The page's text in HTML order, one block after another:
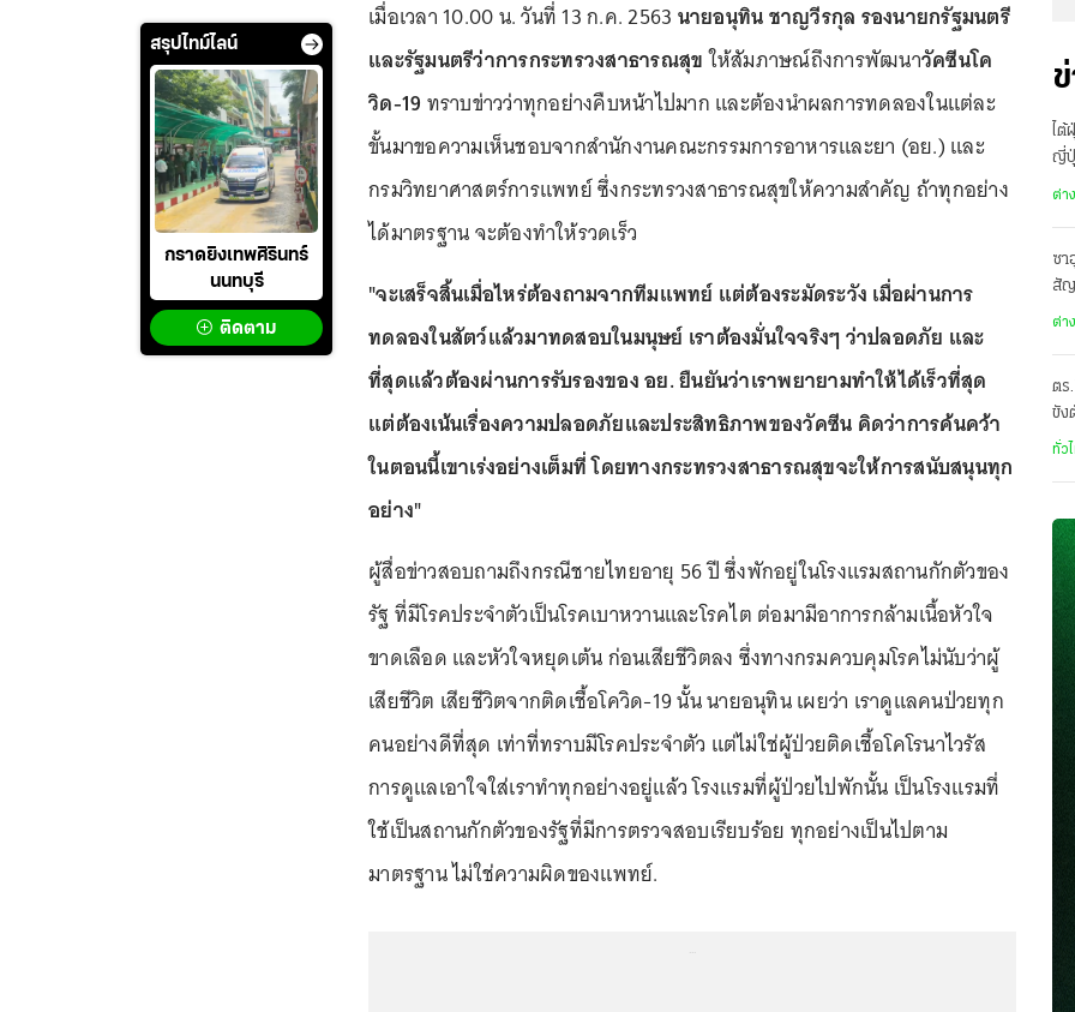
สรุปไทม์ไลน์
กราดยิงเทพศิรินทร์
นนทบุรี
ติดตาม
เมื่อเวลา 10.00 น. วันที่ 13 ก.ค. 2563 นายอนุทิน ชาญวีรกุล รองนายกรัฐมนตรี
และรัฐมนตรีว่าการกระทรวงสาธารณสุขให้สัมภาษณ์ถึงการพัฒนาวัคซีนโค
วิด-19 ทราบข่าวว่าทุกอย่างคืบหน้าไปมาก และต้องนำผลการทดลองในแต่ละ
ขั้นมาขอความเห็นชอบจากสำนักงานคณะกรรมการอาหารและยา (อย.) และ
กรมวิทยาศาสตร์การแพทย์ ซึ่งกระทรวงสาธารณสุขให้ความสำคัญ ถ้าทุกอย่าง
ได้มาตรฐาน จะต้องทำให้รวดเร็ว
"จะเสร็จสิ้นเมื่อไหร่ต้องถามจากทีมแพทย์ แต่ต้องระมัดระวัง เมื่อผ่านการ
ทดลองในสัตว์แล้วมาทดสอบในมนุษย์ เราต้องมั่นใจจริงๆ ว่าปลอดภัย และ
ที่สุดแล้วต้องผ่านการรับรองของ อย. ยืนยันว่าเราพยายามทำให้ได้เร็วที่สุด
แต่ต้องเน้นเรื่องความปลอดภัยและประสิทธิภาพของวัคซีน คิดว่าการค้นคว้า
ในตอนนี้เขาเร่งอย่างเต็มที่ โดยทางกระทรวงสาธารณสุขจะให้การสนับสนุนทุก
อย่าง"
ผู้สื่อข่าวสอบถามถึงกรณีชายไทยอายุ 56 ปี ซึ่งพักอยู่ในโรงแรมสถานกักตัวของ
รัฐ ที่มีโรคประจำตัวเป็นโรคเบาหวานและโรคไต ต่อมามีอาการกล้ามเนื้อหัวใจ
ขาดเลือด และหัวใจหยุดเต้น ก่อนเสียชีวิตลง ซึ่งทางกรมควบคุมโรคไม่นับว่าผู้
เสียชีวิต เสียชีวิตจากติดเชื้อโควิด-19 นั้น นายอนุทิน เผยว่า เราดูแลคนป่วยทุก
คนอย่างดีที่สุด เท่าที่ทราบมีโรคประจำตัว แต่ไม่ใช่ผู้ป่วยติดเชื้อโคโรนาไวรัส
การดูแลเอาใจใส่เราทำทุกอย่างอยู่แล้ว โรงแรมที่ผู้ป่วยไปพักนั้น เป็นโรงแรมที่
ใช้เป็นสถานกักตัวของรัฐที่มีการตรวจสอบเรียบร้อย ทุกอย่างเป็นไปตาม
มาตรฐาน ไม่ใช่ความผิดของแพทย์.
ไต้
ญี่ปุ่
อ
ต่า
ซ
สั
เ
ต่า
ตร
ขัง
อั
ทั่ว